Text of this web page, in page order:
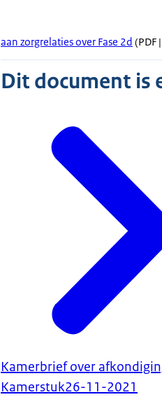
aan zorgrelaties over Fase 2d (PDF
Dit document is
Kamerbrief over
Kamerstuk26-11-2021